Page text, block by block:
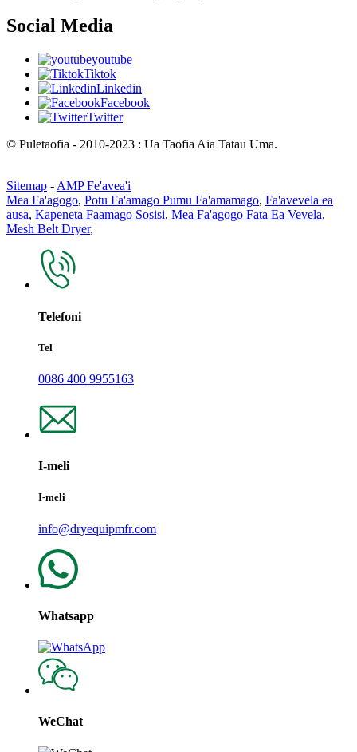
Social Media
youtube
Tiktok
Linkedin
Facebook
Twitter
© Puletaofia - 2010-2023 : Ua Taofia Aia Tatau Uma.
Sitemap - AMP Fe'avea'i
Mea Fa'agogo, Potu Fa'amago Pumu Fa'amamago, Fa'avevela ea
ausa, Kapeneta Faamago Sosisi, Mea Fa'agogo Fata Ea Vevela,
Mesh Belt Dryer,
Telefoni
Tel
0086 400 9955163
I-meli
I-meli
info@dryequipmfr.com
Whatsapp
WeChat